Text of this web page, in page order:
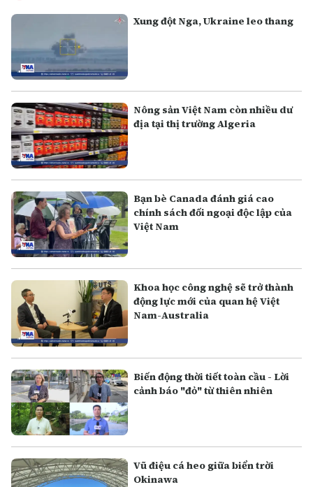
Xung đột Nga, Ukraine leo thang
Nông sản Việt Nam còn nhiều dư
địa tại thị trường Algeria
Bạn bè Canada đánh giá cao
chính sách đối ngoại độc lập của
Việt Nam
Khoa học công nghệ sẽ trở thành
động lực mới của quan hệ Việt
Nam-Australia
Biến động thời tiết toàn cầu - Lời
cảnh báo "đỏ" từ thiên nhiên
Vũ điệu cá heo giữa biển trời
Okinawa